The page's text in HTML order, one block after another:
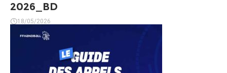
2026_BD
18/05/2026